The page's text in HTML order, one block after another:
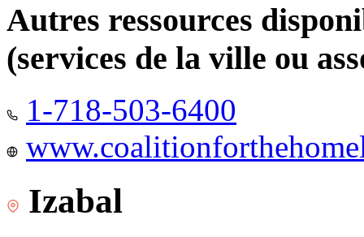
Autres ressources
(services de la ville ou
1-718-503-6400
Izabal